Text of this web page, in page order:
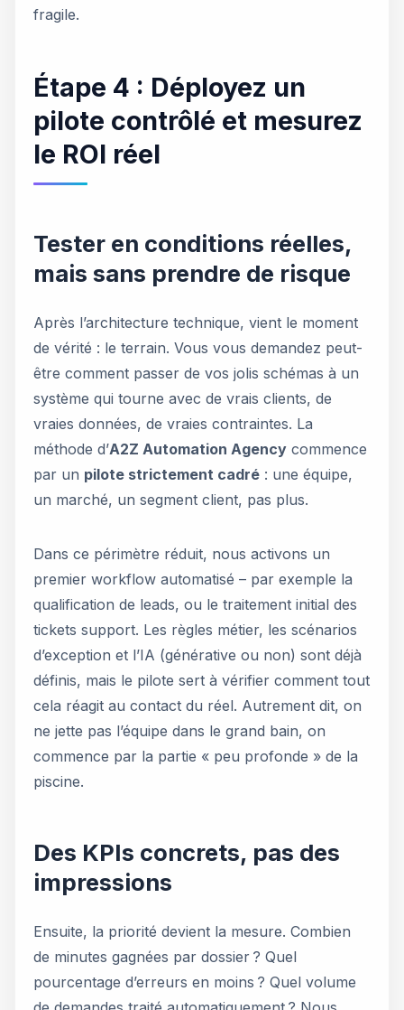
fragile.
Étape 4 : Déployez un
pilote contrôlé et mesurez
le ROI réel
Tester en conditions réelles,
mais sans prendre de risque
Après l’architecture technique, vient le moment
de vérité : le terrain. Vous vous demandez peut-
être comment passer de vos jolis schémas à un
système qui tourne avec de vrais clients, de
vraies données, de vraies contraintes. La
méthode d’A2Z Automation Agency commence
par un pilote strictement cadré : une équipe,
un marché, un segment client, pas plus.
Dans ce périmètre réduit, nous activons un
premier workflow automatisé – par exemple la
qualification de leads, ou le traitement initial des
tickets support. Les règles métier, les scénarios
d’exception et l’IA (générative ou non) sont déjà
définis, mais le pilote sert à vérifier comment tout
cela réagit au contact du réel. Autrement dit, on
ne jette pas l’équipe dans le grand bain, on
commence par la partie « peu profonde » de la
piscine.
Des KPIs concrets, pas des
impressions
Ensuite, la priorité devient la mesure. Combien
de minutes gagnées par dossier ? Quel
pourcentage d’erreurs en moins ? Quel volume